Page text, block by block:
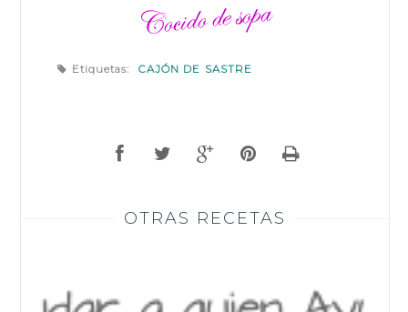
Etiquetas: CAJÓN DE SASTRE
OTRAS RECETAS